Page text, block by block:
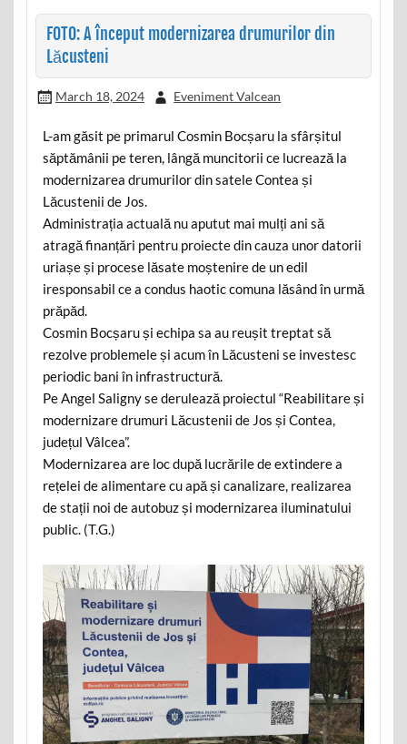
FOTO: A început modernizarea drumurilor din
Lăcusteni
March 18, 2024 Eveniment Valcean
L-am găsit pe primarul Cosmin Bocșaru la sfârșitul
săptămânii pe teren, lângă muncitorii ce lucrează la
modernizarea drumurilor din satele Contea și
Lăcustenii de Jos.
Administrația actuală nu aputut mai mulți ani să
atragă finanțări pentru proiecte din cauza unor datorii
uriașe și procese lăsate moștenire de un edil
iresponsabil ce a condus haotic comuna lăsând în urmă
prăpăd.
Cosmin Bocșaru și echipa sa au reușit treptat să
rezolve problemele și acum în Lăcusteni se investesc
periodic bani în infrastructură.
Pe Angel Saligny se derulează proiectul “Reabilitare și
modernizare drumuri Lăcustenii de Jos și Contea,
județul Vâlcea”.
Modernizarea are loc după lucrările de extindere a
rețelei de alimentare cu apă și canalizare, realizarea
de stații noi de autobuz și modernizarea iluminatului
public. (T.G.)